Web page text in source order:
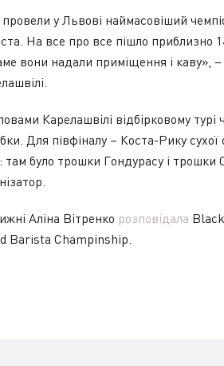
у Львові наймасовіший
На все про все пішло приблизно
вони надали приміщення і каву»,
Карелашвілі відбірковому
Для півфіналу – Коста-Рику
там було трошки Гондурасу і трошки
Аліна Вітренко розповідала
Barista Champinship.